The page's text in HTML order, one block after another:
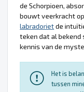
de Schorpioen,
bouwt veerkracht
labradorietde
teken dat al bekend
kennis van de
Het is
tussen